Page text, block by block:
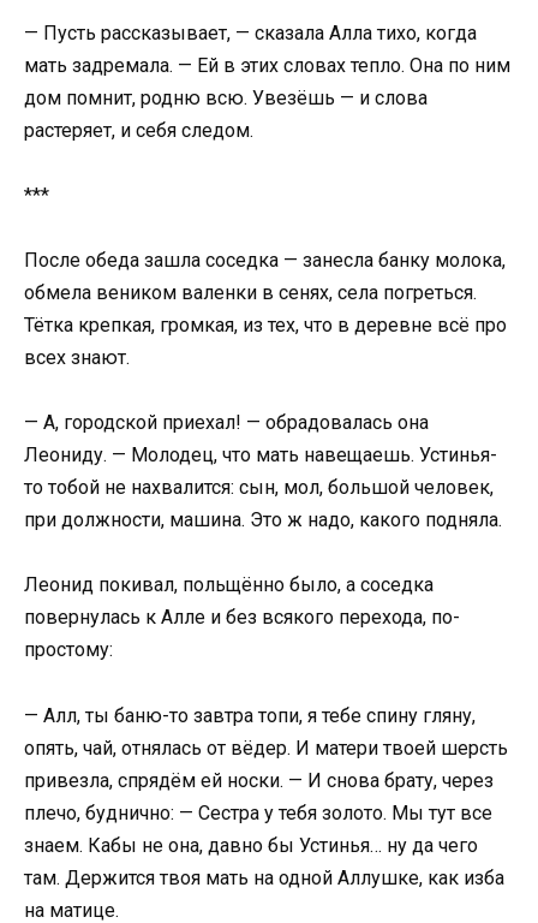
— Пусть рассказывает, — сказала Алла тихо, когда
мать задремала. — Ей в этих словах тепло. Она по ним
дом помнит, родню всю. Увезёшь — и слова
растеряет, и себя следом.
***
После обеда зашла соседка — занесла банку молока,
обмела веником валенки в сенях, села погреться.
Тётка крепкая, громкая, из тех, что в деревне всё про
всех знают.
— А, городской приехал! — обрадовалась она
Леониду. — Молодец, что мать навещаешь. Устинья-
то тобой не нахвалится: сын, мол, большой человек,
при должности, машина. Это ж надо, какого подняла.
Леонид покивал, польщённо было, а соседка
повернулась к Алле и без всякого перехода, по-
простому:
— Алл, ты баню-то завтра топи, я тебе спину гляну,
опять, чай, отнялась от вёдер. И матери твоей шерсть
привезла, спрядём ей носки. — И снова брату, через
плечо, буднично: — Сестра у тебя золото. Мы тут все
знаем. Кабы не она, давно бы Устинья… ну да чего
там. Держится твоя мать на одной Аллушке, как изба
на матице.